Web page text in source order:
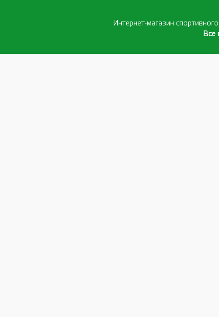
Интернет-магазин
Все